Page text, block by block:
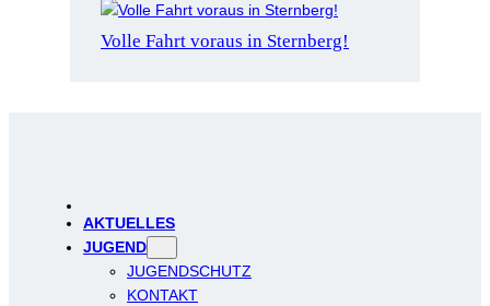
Volle Fahrt voraus in Sternberg!
AKTUELLES
JUGEND
JUGENDSCHUTZ
KONTAKT